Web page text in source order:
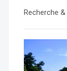
Recherche